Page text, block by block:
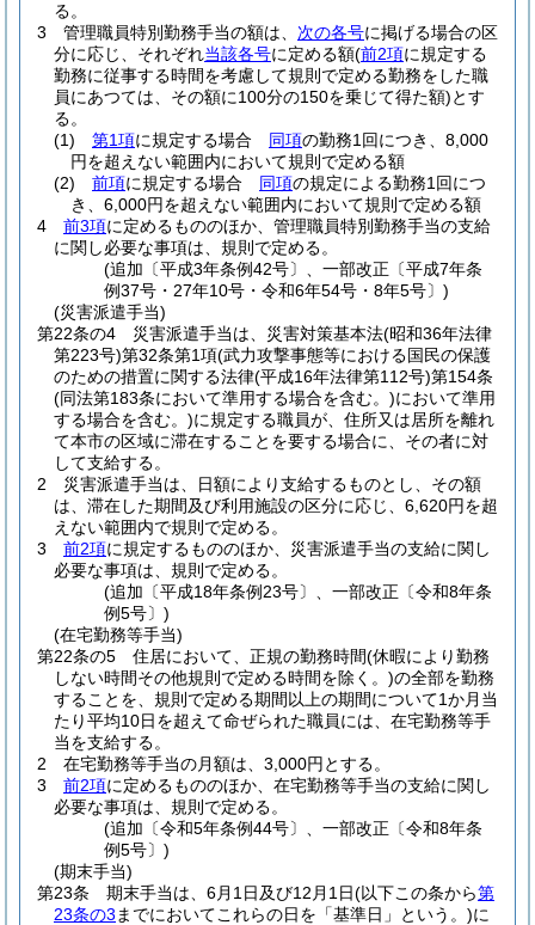
る。
3
管理職員特別勤務手当の額は、 次の各号に掲げる場合の区
分に応じ、それぞれ当該各号に定める額(前2項に規定する
勤務に従事する時間を考慮して規則で定める勤務をした職
員にあつては、その額に100分の150を乗じて得た額)とす
る。
(1)
第1項に規定する場合 同項の勤務1回につき、8,000
円を超えない範囲内において規則で定める額
(2)
前項に規定する場合 同項の規定による勤務1回につ
き、6,000円を超えない範囲内において規則で定める額
4
前3項に定めるもののほか、管理職員特別勤務手当の支給
に関し必要な事項は、規則で定める。
(追加〔平成3年条例42号〕、一部改正〔平成7年条
例37号・27年10号・令和6年54号・8年5号〕)
(災害派遣手当)
第22条の4
災害派遣手当は、災害対策基本法(昭和36年法律
第223号)第32条第1項(武力攻撃事態等における国民の保護
のための措置に関する法律(平成16年法律第112号)第154条
(同法第183条において準用する場合を含む。)において準用
する場合を含む。)に規定する職員が、住所又は居所を離れ
て本市の区域に滞在することを要する場合に、その者に対
して支給する。
2
災害派遣手当は、日額により支給するものとし、その額
は、滞在した期間及び利用施設の区分に応じ、6,620円を超
えない範囲内で規則で定める。
3
前2項に規定するもののほか、災害派遣手当の支給に関し
必要な事項は、規則で定める。
(追加〔平成18年条例23号〕、一部改正〔令和8年条
例5号〕)
(在宅勤務等手当)
第22条の5
住居において、正規の勤務時間(休暇により勤務
しない時間その他規則で定める時間を除く。)の全部を勤務
することを、規則で定める期間以上の期間について1か月当
たり平均10日を超えて命ぜられた職員には、在宅勤務等手
当を支給する。
2
在宅勤務等手当の月額は、3,000円とする。
3
前2項に定めるもののほか、在宅勤務等手当の支給に関し
必要な事項は、規則で定める。
(追加〔令和5年条例44号〕、一部改正〔令和8年条
例5号〕)
(期末手当)
第23条
期末手当は、6月1日及び12月1日(以下この条から第
23条の3 までにおいてこれらの日を「基準日」という。)に